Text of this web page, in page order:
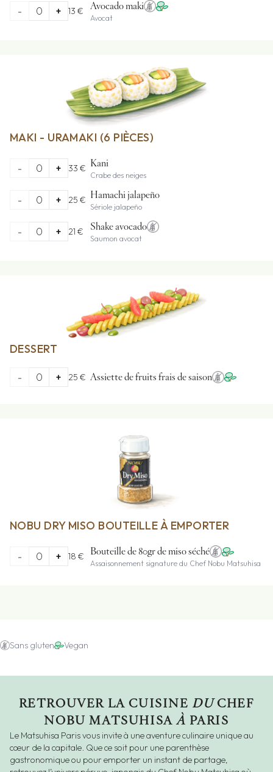
- 0 + 13 € Avocado maki
Avocat
MAKI - URAMAKI (6 PIÈCES)
- 0 + 33 € Kani
Crabe des neiges
- 0 + 25 € Hamachi jalapeño
Sériole jalapeño
- 0 + 21 € Shake avocado
Saumon avocat
DESSERT
- 0 + 25 € Assiette de fruits frais de saison
NOBU DRY MISO BOUTEILLE À EMPORTER
- 0 + 18 € Bouteille de 80gr de miso séché
Assaisonnement signature du Chef Nobu Matsuhisa
Sans gluten Vegan
RETROUVER LA CUISINE DUCHEF
NOBU MATSUHISAÀ PARIS
Le Matsuhisa Paris vous invite à une aventure culinaire unique au
cœur de la capitale. Que ce soit pour une parenthèse
gastronomique ou pour emporter un instant de partage,